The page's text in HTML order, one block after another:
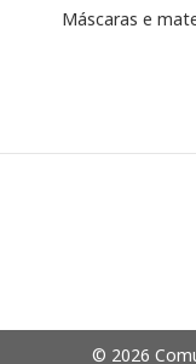
Máscaras e
© 2026